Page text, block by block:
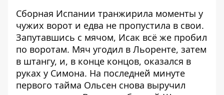
Сборная Испании транжирила моменты у
чужих ворот и едва не пропустила в свои.
Запутавшись с мячом, Исак всё же пробил
по воротам. Мяч угодил в Льоренте, затем
в штангу, и, в конце концов, оказался в
руках у Симона. На последней минуте
первого тайма Ольсен снова выручил